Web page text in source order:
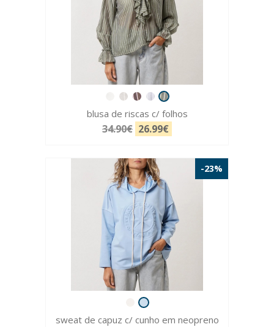
blusa de riscas c/ folhos
34.90€ 26.99€
-23%
sweat de capuz c/ cunho em neopreno